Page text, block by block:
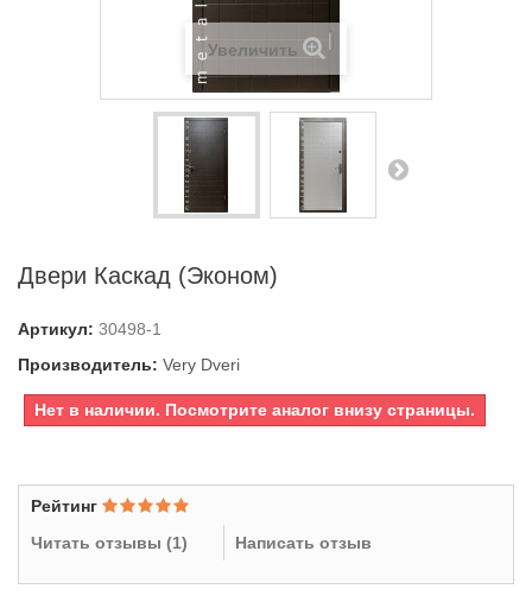
Увеличить
Двери Каскад (Эконом)
Артикул: 30498-1
Производитель: Very Dveri
Нет в наличии. Посмотрите аналог внизу страницы.
Рейтинг
Читать отзывы (1) Написать отзыв